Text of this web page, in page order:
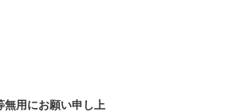
用にお願い申し上